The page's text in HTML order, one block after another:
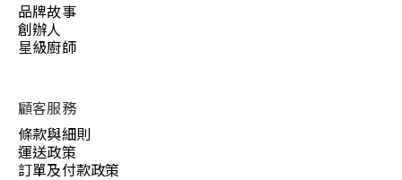
品牌故事
創辦人
星級廚師
顧客服務
條款與細則
運送政策
訂單及付款政策